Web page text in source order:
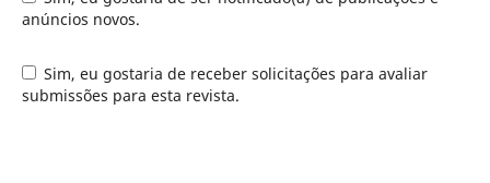
anúncios novos.
Sim, eu gostaria de receber solicitações para avaliar
submissões para esta revista.